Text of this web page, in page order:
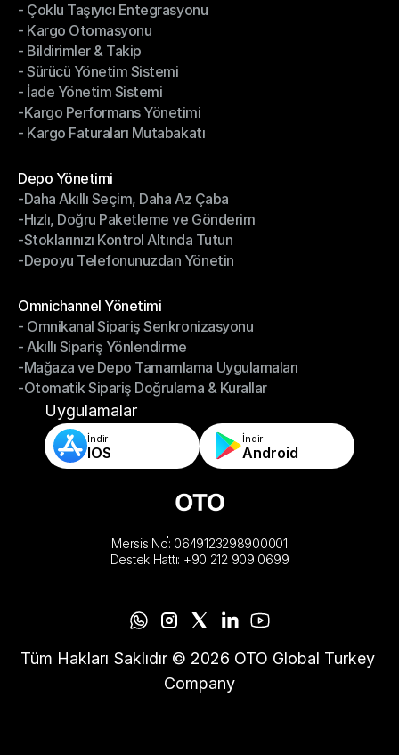
- İndirimli Fiyatlarla Gönderim
- Çoklu Taşıyıcı Entegrasyonu
- Çoklu Taşıyıcı Entegrasyonu
- Kargo Otomasyonu
- Kargo Otomasyonu
- Bildirimler & Takip
- Bildirimler & Takip
- Sürücü Yönetim Sistemi
- Sürücü Yönetim Sistemi
- İade Yönetim Sistemi
- İade Yönetim Sistemi
-Kargo Performans Yönetimi
-Kargo Performans Yönetimi
- Kargo Faturaları Mutabakatı
Depo Yönetimi
Depo Yönetimi
-Daha Akıllı Seçim, Daha Az Çaba
-Daha Akıllı Seçim, Daha Az Çaba
-Hızlı, Doğru Paketleme ve Gönderim
-Hızlı, Doğru Paketleme ve Gönderim
-Stoklarınızı Kontrol Altında Tutun
-Stoklarınızı Kontrol Altında Tutun
-Depoyu Telefonunuzdan Yönetin
Omnichannel Yönetimi
Omnichannel Yönetimi
- Omnikanal Sipariş Senkronizasyonu
- Omnikanal Sipariş Senkronizasyonu
- Akıllı Sipariş Yönlendirme
- Akıllı Sipariş Yönlendirme
-Mağaza ve Depo Tamamlama Uygulamaları
-Mağaza ve Depo Tamamlama Uygulamaları
-Otomatik Sipariş Doğrulama & Kurallar
-Otomatik Sipariş Doğrulama & Kurallar
Uygulamalar
İndir
IOS
İndir
Android
Mersis No: 0649123298900001
Destek Hattı: +90 212 909 0699
Tüm Hakları Saklıdır © 2026 OTO Global Turkey
Company